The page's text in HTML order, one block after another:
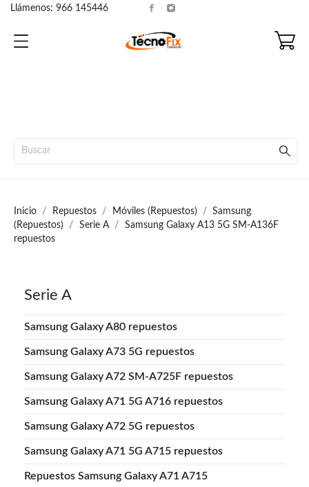
Llámenos: 966 145446
Inicio Repuestos Móviles (Repuestos)
Samsung
(Repuestos)
Serie A
Samsung Galaxy A13 5G SM-A136F
repuestos
Serie A
Samsung Galaxy A80 repuestos
Samsung Galaxy A73 5G repuestos
Samsung Galaxy A72 SM-A725F repuestos
Samsung Galaxy A71 5G A716 repuestos
Samsung Galaxy A72 5G repuestos
Samsung Galaxy A71 5G A715 repuestos
Repuestos Samsung Galaxy A71 A715